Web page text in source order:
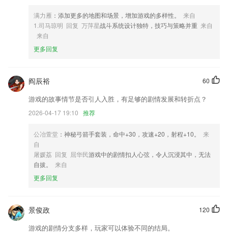
送最新的汽车资讯；
6,自由添加订阅,打造属于你的个性学习
ok电竞软件优势
了很多的便利，帮助用户保存相应的观看记录。
2.超全的课程可以更好的在线了解，针对不一样的课程信息及时的在线知
3.老师通过录屏软件、手写板等辅助工具在线创建、编辑课程内容
4.在这里，你可以了解移动编程的乐趣，更好地开发用户的大脑
5.·在没有老师跟家长辅导的情况下，通过软件即可熟练掌握教材内容
6.背单词时，来自英语听力应用《朗易思听》的数十万有声例句为你还原
单词的真实语境，让你在背单词的同时，掌握单词的词义和用法；
解决了小册子创建和修改不了的问题
优化接单
满力雁 ：添加更多的地图和场景，增加游戏的多样性。
来自
1.司马琼明 回复 万萍星战斗系统设计独特，技巧与策略并重 来自
来自
更多回复
60
阎辰裕
游戏的故事情节是否引人入胜，有足够的剧情发展和转折点？
2026-04-17 19:10 推荐
公冶萱堂 ：神秘弓箭手套装，命中+30，攻速+20，射程+10。
来
自
屠媛荔 回复 屈华民游戏中的剧情扣人心弦，令人沉浸其中，无法
自拔。
来自
更多回复
120
景俊政
游戏的剧情分支多样，玩家可以体验不同的结局。